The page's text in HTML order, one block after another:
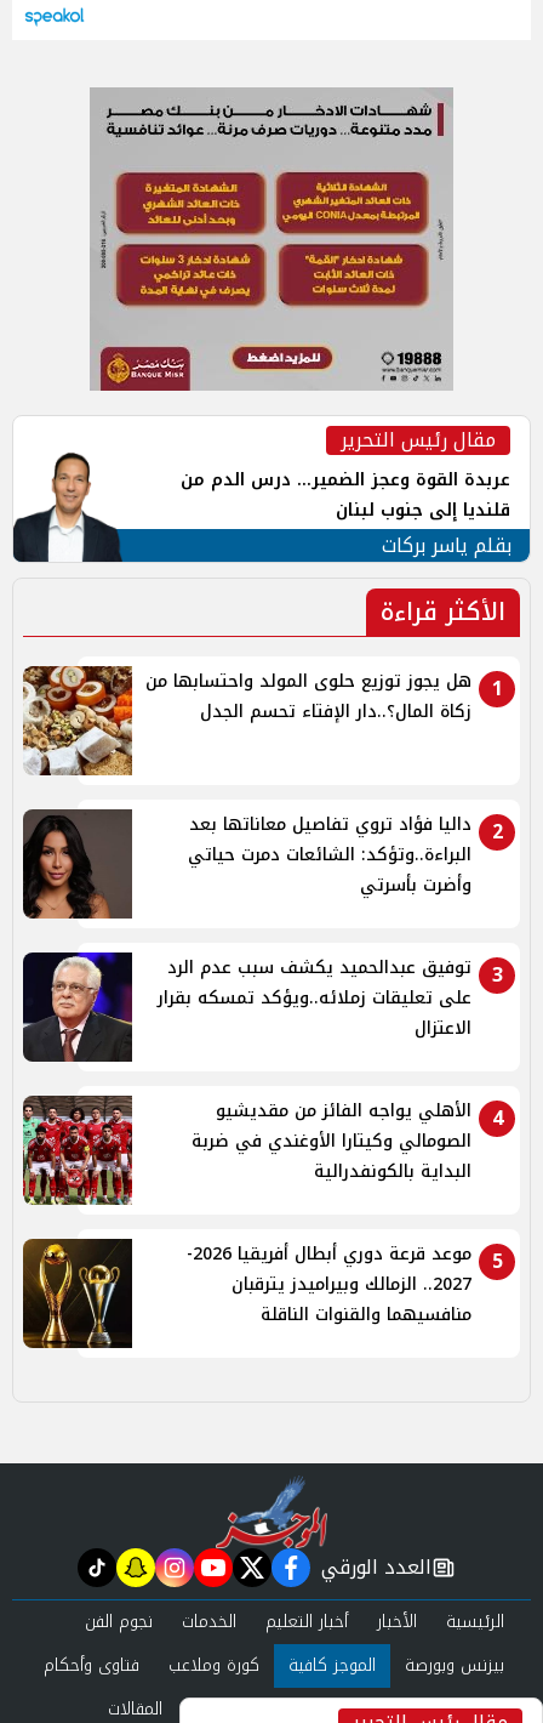
مقال رئيس التحرير
عربدة القوة وعجز الضمير... درس الدم من
قلنديا إلى جنوب لبنان
بقلم ياسر بركات
الأكثر قراءة
1
هل يجوز توزيع حلوى المولد واحتسابها من
زكاة المال؟..دار الإفتاء تحسم الجدل
2
داليا فؤاد تروي تفاصيل معاناتها بعد
البراءة..وتؤكد: الشائعات دمرت حياتي
وأضرت بأسرتي
3
توفيق عبدالحميد يكشف سبب عدم الرد
على تعليقات زملائه..ويؤكد تمسكه بقرار
الاعتزال
4
الأهلي يواجه الفائز من مقديشيو
الصومالي وكيتارا الأوغندي في ضربة
البداية بالكونفدرالية
5
موعد قرعة دوري أبطال أفريقيا 2026-
2027.. الزمالك وبيراميدز يترقبان
منافسيهما والقنوات الناقلة
newspaper
العدد الورقي facebook
twitter
youtube
instagram
snapchat
tiktok
الرئيسية الأخبار أخبار التعليم الخدمات
نجوم الفن
بيزنس وبورصة
الموجز كافية كورة وملاعب
فتاوى وأحكام
صحة وجمال
عرب وعالم حوادث ومحاكم المقالات